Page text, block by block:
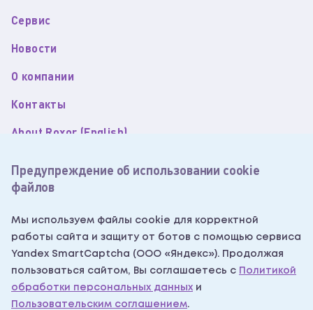
Сервис
Новости
О компании
Контакты
About Roxor (English)
Политика обработки персональных данных
Согласие на обработку персональных данных
Согласие на получение рекламных рассылок
Написать нам
Предупреждение об использовании cookie
файлов
Мы используем файлы cookie для корректной
работы сайта и защиту от ботов с помощью сервиса
Yandex SmartCaptcha (ООО «Яндекс»). Продолжая
пользоваться сайтом, Вы соглашаетесь с Политикой
обработки персональных данных и
Пользовательским соглашением.